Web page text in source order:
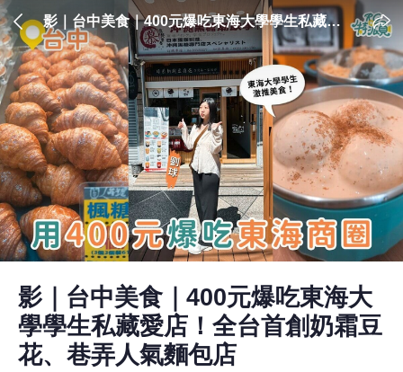
影｜台中美食｜400元爆吃東海大學學生私藏愛
店！全台首創奶霜豆花、巷弄人氣麵包店
影｜台中美食｜400元爆吃東海大
學學生私藏愛店！全台首創奶霜豆
花、巷弄人氣麵包店